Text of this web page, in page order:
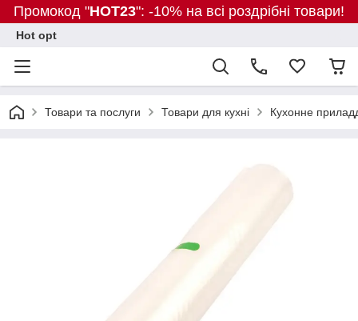
Промокод "HOT23": -10% на всі роздрібні товари!
Hot opt
Товари та послуги Товари для кухні Кухонне